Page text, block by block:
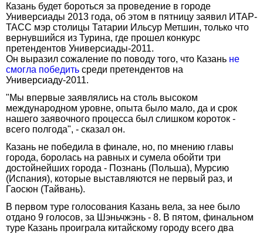
Казань будет бороться за проведение в городе
Универсиады 2013 года, об этом в пятницу заявил ИТАР-
ТАСС мэр столицы Татарии Ильсур Метшин, только что
вернувшийся из Турина, где прошел конкурс
претендентов Универсиады-2011.
Он выразил сожаление по поводу того, что Казань не
смогла победить среди претендентов на
Универсиаду-2011.
"Мы впервые заявлялись на столь высоком
международном уровне, опыта было мало, да и срок
нашего заявочного процесса был слишком короток -
всего полгода", - сказал он.
Казань не победила в финале, но, по мнению главы
города, боролась на равных и сумела обойти три
достойнейших города - Познань (Польша), Мурсию
(Испания), которые выставляются не первый раз, и
Гаосюн (Тайвань).
В первом туре голосования Казань вела, за нее было
отдано 9 голосов, за Шэньчжэнь - 8. В пятом, финальном
туре Казань проиграла китайскому городу всего два